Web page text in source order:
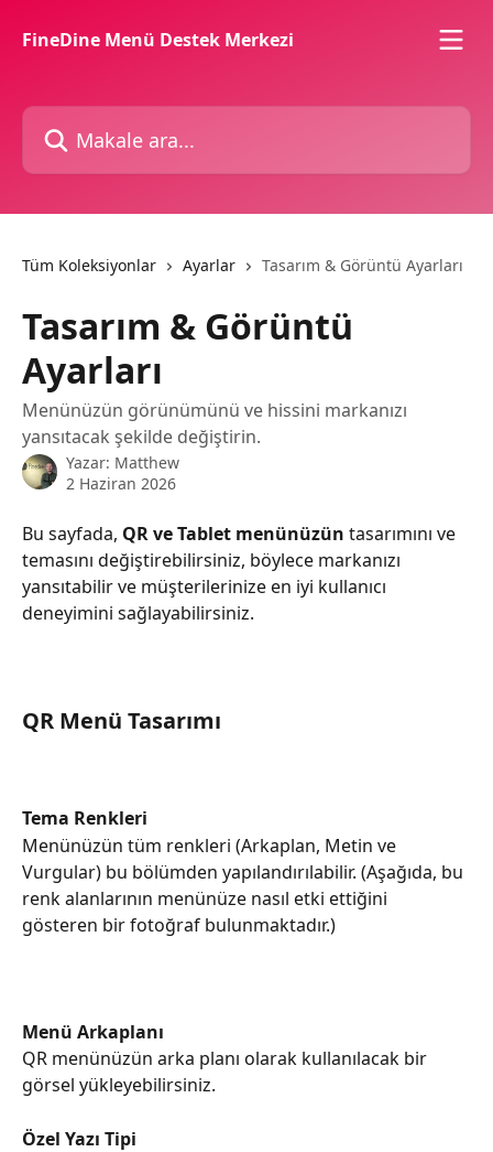
FineDine Menü Destek Merkezi
Makale ara...
Tüm Koleksiyonlar Ayarlar Tasarım & Görüntü Ayarları
Tasarım & Görüntü
Ayarları
Menünüzün görünümünü ve hissini markanızı
yansıtacak şekilde değiştirin.
Yazar: Matthew
2 Haziran 2026
Bu sayfada, QR ve Tablet menünüzün tasarımını ve
temasını değiştirebilirsiniz, böylece markanızı
yansıtabilir ve müşterilerinize en iyi kullanıcı
deneyimini sağlayabilirsiniz.
QR Menü Tasarımı
Tema Renkleri
Menünüzün tüm renkleri (Arkaplan, Metin ve
Vurgular) bu bölümden yapılandırılabilir. (Aşağıda, bu
renk alanlarının menünüze nasıl etki ettiğini
gösteren bir fotoğraf bulunmaktadır.)
Menü Arkaplanı
QR menünüzün arka planı olarak kullanılacak bir
görsel yükleyebilirsiniz.
Özel Yazı Tipi